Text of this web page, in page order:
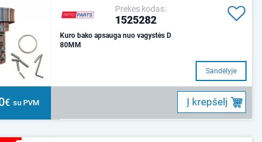
Prekės kodas:
1525282
Kuro bako apsauga nuo vagystės D
80MM
Sandėlyje
€ su PVM Į krepšelį